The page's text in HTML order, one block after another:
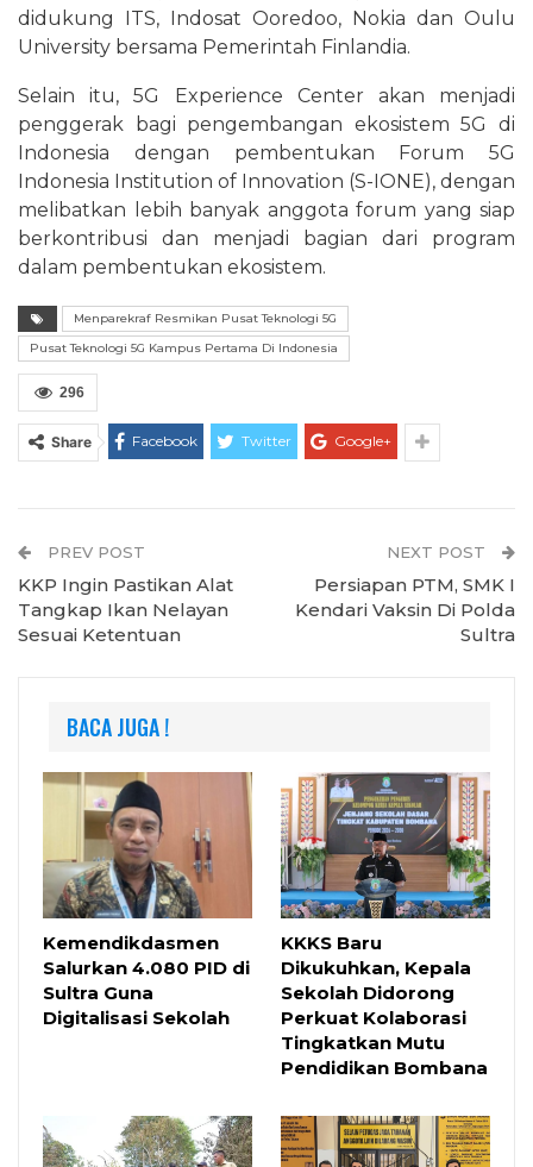
didukung ITS, Indosat Ooredoo, Nokia dan Oulu
University bersama Pemerintah Finlandia.
Selain itu, 5G Experience Center akan menjadi
penggerak bagi pengembangan ekosistem 5G di
Indonesia dengan pembentukan Forum 5G
Indonesia Institution of Innovation (S-IONE), dengan
melibatkan lebih banyak anggota forum yang siap
berkontribusi dan menjadi bagian dari program
dalam pembentukan ekosistem.
Menparekraf Resmikan Pusat Teknologi 5G
Pusat Teknologi 5G Kampus Pertama Di Indonesia
296
Share Facebook Twitter Google+
PREV POST
KKP Ingin Pastikan Alat
Tangkap Ikan Nelayan
Sesuai Ketentuan
NEXT POST
Persiapan PTM, SMK I
Kendari Vaksin Di Polda
Sultra
BACA JUGA !
Kemendikdasmen
Salurkan 4.080 PID di
Sultra Guna
Digitalisasi Sekolah
KKKS Baru
Dikukuhkan, Kepala
Sekolah Didorong
Perkuat Kolaborasi
Tingkatkan Mutu
Pendidikan Bombana